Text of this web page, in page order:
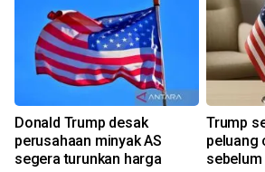
Donald Trump desak
perusahaan minyak AS
segera turunkan harga
Trump
peluang